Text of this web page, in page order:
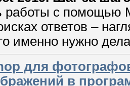
работы с помощью
ответов –
именно нужно
для
в